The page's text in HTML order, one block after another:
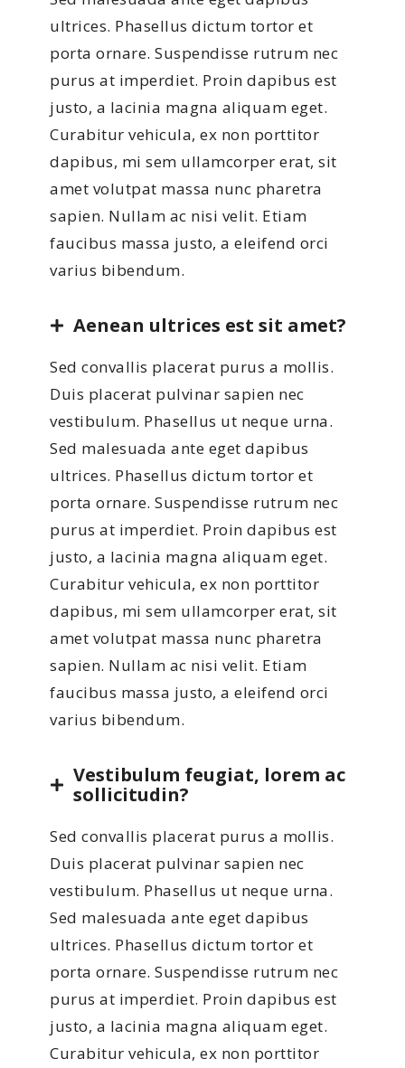
ultrices. Phasellus dictum tortor et
porta ornare. Suspendisse rutrum nec
purus at imperdiet. Proin dapibus est
justo, a lacinia magna aliquam eget.
Curabitur vehicula, ex non porttitor
dapibus, mi sem ullamcorper erat, sit
amet volutpat massa nunc pharetra
sapien. Nullam ac nisi velit. Etiam
faucibus massa justo, a eleifend orci
varius bibendum.
Aenean ultrices est sit amet?
Sed convallis placerat purus a mollis.
Duis placerat pulvinar sapien nec
vestibulum. Phasellus ut neque urna.
Sed malesuada ante eget dapibus
ultrices. Phasellus dictum tortor et
porta ornare. Suspendisse rutrum nec
purus at imperdiet. Proin dapibus est
justo, a lacinia magna aliquam eget.
Curabitur vehicula, ex non porttitor
dapibus, mi sem ullamcorper erat, sit
amet volutpat massa nunc pharetra
sapien. Nullam ac nisi velit. Etiam
faucibus massa justo, a eleifend orci
varius bibendum.
Vestibulum feugiat, lorem ac
sollicitudin?
Sed convallis placerat purus a mollis.
Duis placerat pulvinar sapien nec
vestibulum. Phasellus ut neque urna.
Sed malesuada ante eget dapibus
ultrices. Phasellus dictum tortor et
porta ornare. Suspendisse rutrum nec
purus at imperdiet. Proin dapibus est
justo, a lacinia magna aliquam eget.
Curabitur vehicula, ex non porttitor